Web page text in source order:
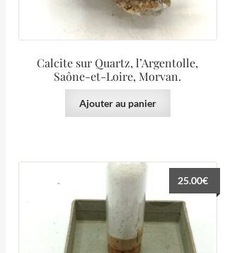
Calcite sur Quartz, l’Argentolle,
Saône-et-Loire, Morvan.
Ajouter au panier
25.00€